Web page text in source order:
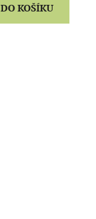
DO KOŠÍKU